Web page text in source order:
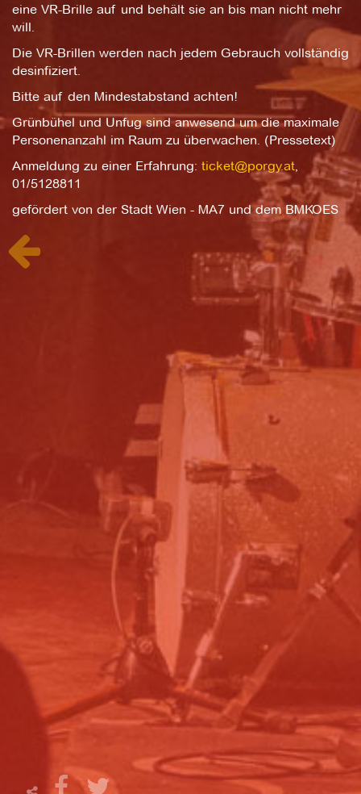
eine VR-Brille auf und behält sie an bis man nicht mehr
will.
Die VR-Brillen werden nach jedem Gebrauch vollständig
desinfiziert.
Bitte auf den Mindestabstand achten!
Grünbühel und Unfug sind anwesend um die maximale
Personenanzahl im Raum zu überwachen. (Pressetext)
Anmeldung zu einer Erfahrung: ticket@porgy.at,
01/5128811
gefördert von der Stadt Wien - MA7 und dem BMKOES